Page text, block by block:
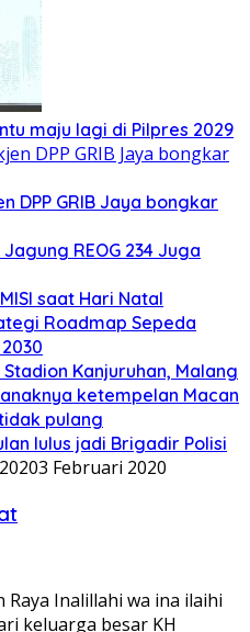
maju lagi di Pilpres 2029
DPP GRIB Jaya bongkar
REOG 234 Juga
saat Hari Natal
Roadmap Sepeda
Kanjuruhan, Malang
ketempelan Macan
pulang
lulus jadi Brigadir Polisi
3 Februari 2020
Inalillahi wa ina ilaihi
keluarga besar KH